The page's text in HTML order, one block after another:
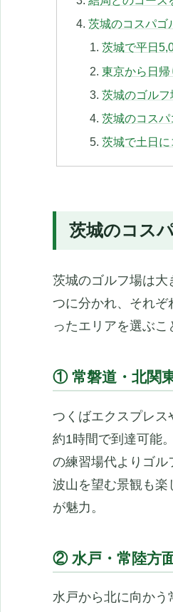
茨城のコスパゴ
茨城で平日
東京から日
茨城のゴル
茨城のコス
茨城で土日
茨城のコス
茨城のゴルフ場は
つに分かれ、それぞ
ったエリアを選ぶこ
① 常磐道・北関
つくばエクスプレ
約1時間で到達可能
の練習場代よりゴ
波山を望む景観も
が魅力。
② 水戸・常陸方
水戸から北に向かう